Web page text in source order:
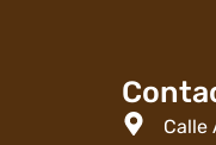
Calle